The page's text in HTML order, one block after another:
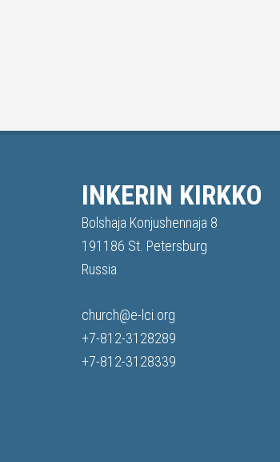
INKERIN KIRKKO
Bolshaja Konjushennaja 8
191186 St. Petersburg
Russia
church@e-lci.org
+7-812-3128289
+7-812-3128339